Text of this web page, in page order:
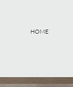
HOME